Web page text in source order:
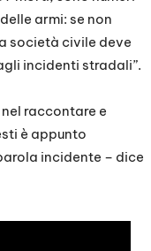
armi: se non
società civile deve
incidenti stradali”.
raccontare e
è appunto
incidente – dice